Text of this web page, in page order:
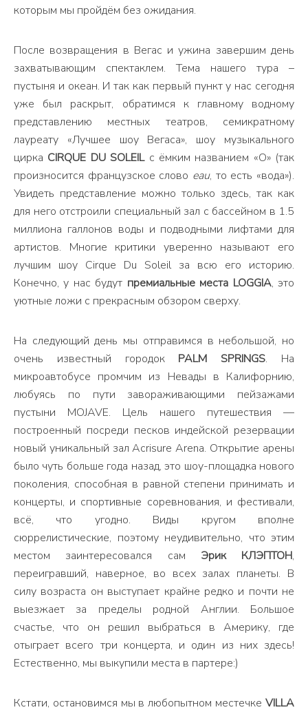
которым мы пройдём без ожидания.
После возвращения в Вегас и ужина завершим день
захватывающим спектаклем. Тема нашего тура –
пустыня и океан. И так как первый пункт у нас сегодня
уже был раскрыт, обратимся к главному водному
представлению местных театров, семикратному
лауреату «Лучшее шоу Вегаса», шоу музыкального
цирка CIRQUE DU SOLEILс ёмким названием «О» (так
произносится французское слово eau, то есть «вода»).
Увидеть представление можно только здесь, так как
для него отстроили специальный зал с бассейном в 1.5
миллиона галлонов воды и подводными лифтами для
артистов. Многие критики уверенно называют его
лучшим шоу Cirque Du Soleil за всю его историю.
Конечно, у нас будут премиальные места LOGGIA, это
уютные ложи с прекрасным обзором сверху.
На следующий день мы отправимся в небольшой, но
очень известный городок PALM SPRINGS. На
микроавтобусе промчим из Невады в Калифорнию,
любуясь по пути завораживающими пейзажами
пустыни MOJAVE. Цель нашего путешествия —
построенный посреди песков индейской резервации
новый уникальный зал Acrisure Arena. Открытие арены
было чуть больше года назад, это шоу-площадка нового
поколения, способная в равной степени принимать и
концерты, и спортивные соревнования, и фестивали,
всё, что угодно. Виды кругом вполне
сюррелистические, поэтому неудивительно, что этим
местом заинтересовался сам Эрик КЛЭПТОН,
переигравший, наверное, во всех залах планеты. В
силу возраста он выступает крайне редко и почти не
выезжает за пределы родной Англии. Большое
счастье, что он решил выбраться в Америку, где
отыграет всего три концерта, и один из них здесь!
Естественно, мы выкупили места в партере:)
Кстати, остановимся мы в любопытном местечке VILLA